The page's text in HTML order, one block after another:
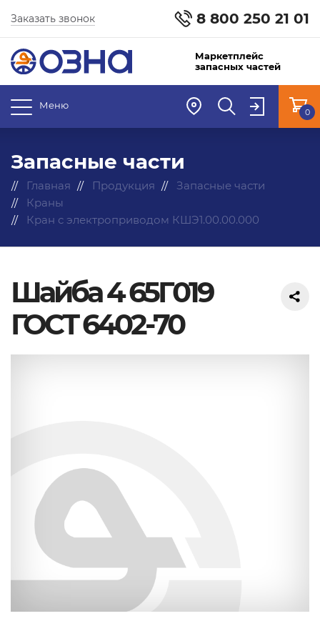
8 800 250 21 01
Заказать звонок
Маркетплейс
запасных частей
Меню
0
Запасные части
Главная Продукция
Запасные части
Краны
Кран с электроприводом КШЭ1.00.00.000
Шайба 4 65Г019
ГОСТ 6402-70